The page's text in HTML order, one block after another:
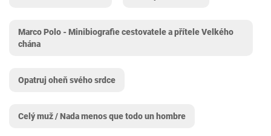
Marco Polo - Minibiografie cestovatele a přítele Velkého
chána
Opatruj oheň svého srdce
Celý muž / Nada menos que todo un hombre